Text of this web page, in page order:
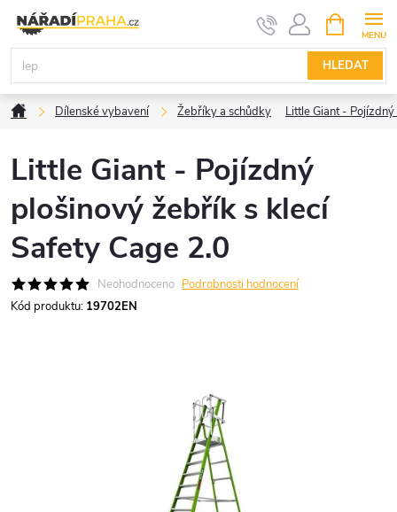
obsah
HLEDAT
NÁKUPNÍ
KOŠÍK
DomůDílenské vybavení Žebříky a schůdky Little Giant -
Little Giant - Pojízdný
plošinový žebřík s klecí
Safety Cage 2.0
Neohodnoceno Podrobnosti hodnocení
Kód produktu: 19702EN